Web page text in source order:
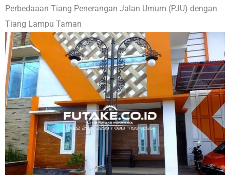
Perbedaaan Tiang Penerangan Jalan Umum (PJU) dengan
Tiang Lampu Taman